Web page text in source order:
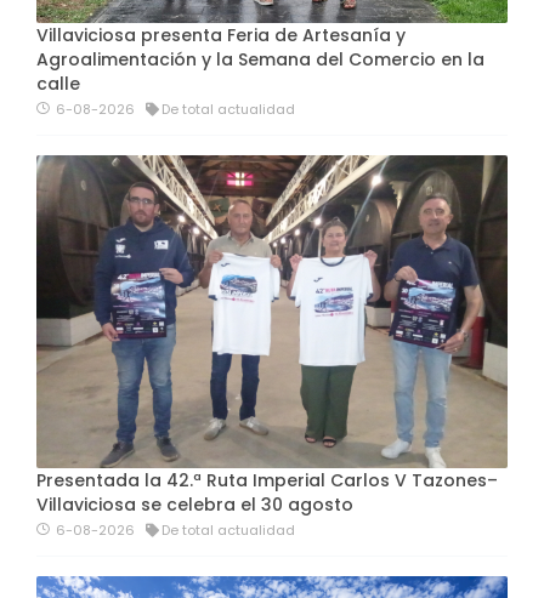
Villaviciosa presenta Feria de Artesanía y
Agroalimentación y la Semana del Comercio en la
calle
6-08-2026 De total actualidad
Presentada la 42.ª Ruta Imperial Carlos V Tazones–
Villaviciosa se celebra el 30 agosto
6-08-2026 De total actualidad